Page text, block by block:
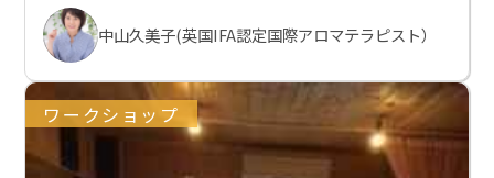
中山久美子(英国IFA認定国際アロマテラピスト）
ワークショップ